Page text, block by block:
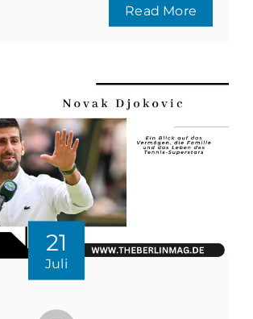
Read More
21
Juli